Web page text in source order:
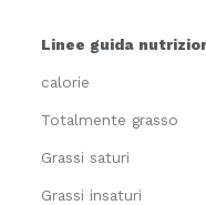
Linee guida
calorie
Totalmente grasso
Grassi saturi
Grassi insaturi